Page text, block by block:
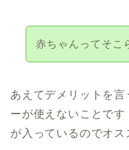
赤ちゃんってそこ
あえてデメリットを
ーが使えないことで
が入っているのでオス